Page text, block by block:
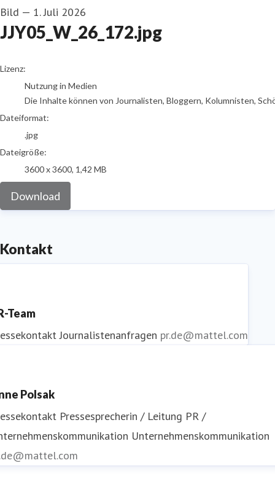
Bild — 1. Juli 2026
JJY05_W_26_172.jpg
go to media item
Lizenz:
Nutzung in Medien
Die Inhalte können von Journalisten, Bloggern, Kolumnisten,
Dateiformat:
.jpg
Dateigröße:
3600 x 3600, 1,42 MB
Download
Kontakt
Team
Journalistenanfragen pr.de@mattel.com
Polsak
Pressesprecherin / Leitung PR /
Unternehmenskommunikation